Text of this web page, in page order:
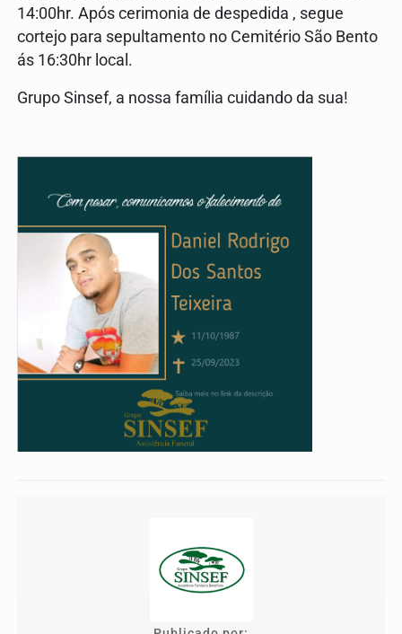
14:00hr. Após cerimonia de despedida , segue
cortejo para sepultamento no Cemitério São Bento
ás 16:30hr local.
Grupo Sinsef, a nossa família cuidando da sua!